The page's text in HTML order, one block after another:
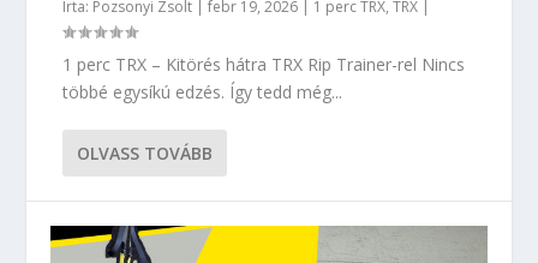
Írta: Pozsonyi Zsolt |febr 19, 2026 | 1 perc TRX,TRX |
1 perc TRX – Kitörés hátra TRX Rip Trainer-rel Nincs
többé egysíkú edzés. Így tedd még...
OLVASS TOVÁBB